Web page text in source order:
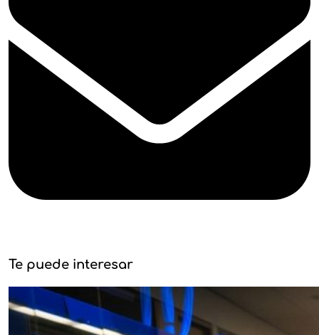
Te puede interesar